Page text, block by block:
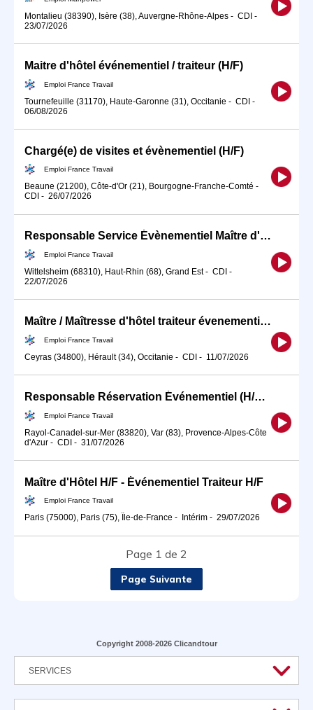
Montalieu (38390), Isère (38), Auvergne-Rhône-Alpes - CDI -
23/07/2026
Maitre d'hôtel événementiel / traiteur (H/F)
Emploi France Travail
Tournefeuille (31170), Haute-Garonne (31), Occitanie - CDI -
06/08/2026
Chargé(e) de visites et évènementiel (H/F)
Emploi France Travail
Beaune (21200), Côte-d'Or (21), Bourgogne-Franche-Comté -
CDI - 26/07/2026
Responsable Service Évènementiel Maître d'Hôtel (H/F)
Emploi France Travail
Wittelsheim (68310), Haut-Rhin (68), Grand Est- CDI -
22/07/2026
Maître / Maîtresse d'hôtel traiteur évenementiel (H/F)
Emploi France Travail
Ceyras (34800), Hérault (34), Occitanie - CDI - 11/07/2026
Responsable Réservation Événementiel (H/F) #TDE2026
Emploi France Travail
Rayol-Canadel-sur-Mer (83820), Var (83), Provence-Alpes-Côte
d'Azur - CDI - 31/07/2026
Maître d'Hôtel H/F - Événementiel Traiteur H/F
Emploi France Travail
Paris (75000), Paris (75), Île-de-France - Intérim - 29/07/2026
Page 1 de 2
Page Suivante
Copyright 2008-2026 Clicandtour
SERVICES